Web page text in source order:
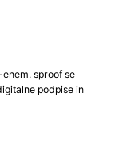
sproof se
podpise in